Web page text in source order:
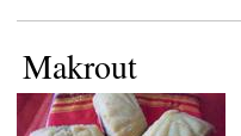
Makrout